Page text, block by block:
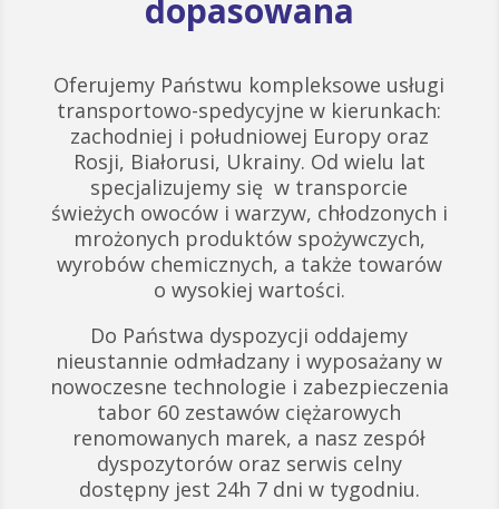
dopasowana
Oferujemy Państwu kompleksowe usługi
transportowo-spedycyjne w kierunkach:
zachodniej i południowej Europy oraz
Rosji, Białorusi, Ukrainy. Od wielu lat
specjalizujemy się w transporcie
świeżych owoców i warzyw, chłodzonych i
mrożonych produktów spożywczych,
wyrobów chemicznych, a także towarów
o wysokiej wartości.
Do Państwa dyspozycji oddajemy
nieustannie odmładzany i wyposażany w
nowoczesne technologie i zabezpieczenia
tabor 60 zestawów ciężarowych
renomowanych marek, a nasz zespół
dyspozytorów oraz serwis celny
dostępny jest 24h 7 dni w tygodniu.